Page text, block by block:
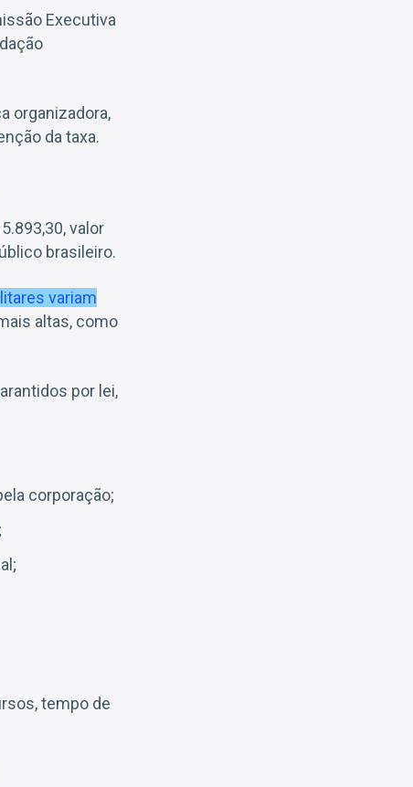
Executiva
organizadora,
da taxa.
valor
brasileiro.
variam
altas, como
por lei,
corporação;
tempo de